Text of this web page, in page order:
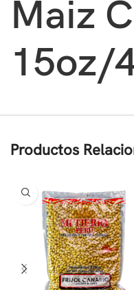
Maiz
15oz/
Productos